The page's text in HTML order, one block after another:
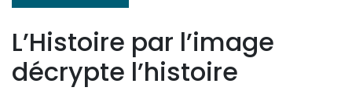
L’Histoire par l’image
décrypte l’histoire